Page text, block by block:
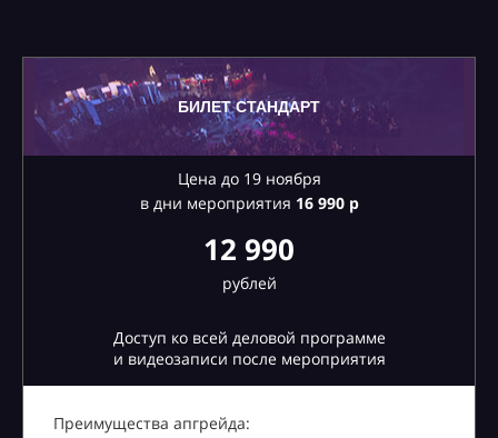
БИЛЕТ СТАНДАРТ
Цена до 19 ноября
в дни мероприятия 16990 р
12 990
рублей
Доступ ко всей деловой программе
и видеозаписи после мероприятия
Преимущества апгрейда: